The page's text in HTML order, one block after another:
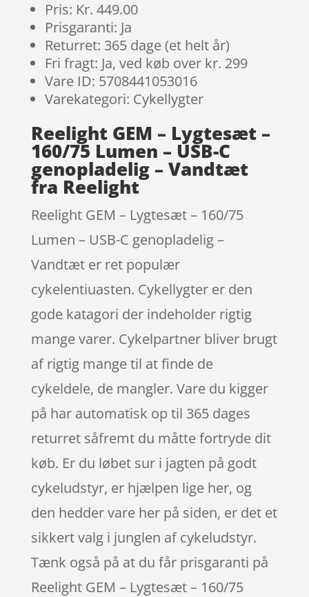
Pris: Kr. 449.00
Prisgaranti: Ja
Returret: 365 dage (et helt år)
Fri fragt: Ja, ved køb over kr. 299
Vare ID: 5708441053016
Varekategori: Cykellygter
Reelight GEM – Lygtesæt –
160/75 Lumen – USB-C
genopladelig – Vandtæt
fra Reelight
Reelight GEM – Lygtesæt – 160/75
Lumen – USB-C genopladelig –
Vandtæt er ret populær
cykelentiuasten. Cykellygter er den
gode katagori der indeholder rigtig
mange varer. Cykelpartner bliver brugt
af rigtig mange til at finde de
cykeldele, de mangler. Vare du kigger
på har automatisk op til 365 dages
returret såfremt du måtte fortryde dit
køb. Er du løbet sur i jagten på godt
cykeludstyr, er hjælpen lige her, og
den hedder vare her på siden, er det et
sikkert valg i junglen af cykeludstyr.
Tænk også på at du får prisgaranti på
Reelight GEM – Lygtesæt – 160/75